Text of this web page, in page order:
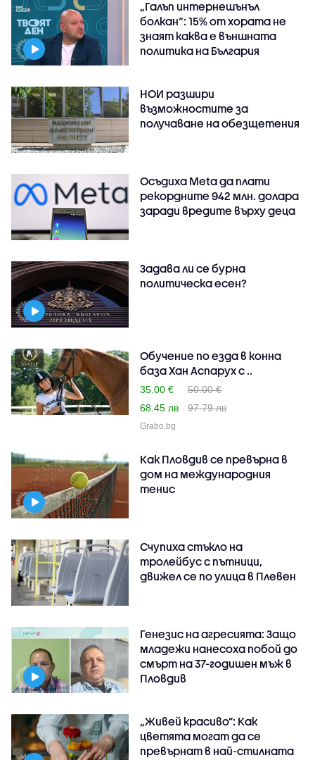
„Галъп интернешънъл
болкан“: 15% от хората не
знаят каква е външната
политика на България
НОИ разшири
възможностите за
получаване на обезщетения
Осъдиха Meta да плати
рекордните 942 млн. долара
заради вредите върху деца
Задава ли се бурна
политическа есен?
Обучение по езда в конна
база Хан Аспарух с ..
35.00 €
50.00 €
68.45 лв
97.79 лв
Grabo.bg
Как Пловдив се превърна в
дом на международния
тенис
Счупиха стъкло на
тролейбус с пътници,
движел се по улица в Плевен
Генезис на агресията: Защо
младежи нанесоха побой до
смърт на 37-годишен мъж в
Пловдив
„Живей красиво”: Как
цветята могат да се
превърнат в най-стилната